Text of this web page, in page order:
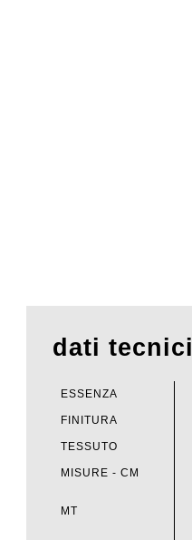
dati tecnici
ESSENZA
FINITURA
TESSUTO
MISURE - CM
MT